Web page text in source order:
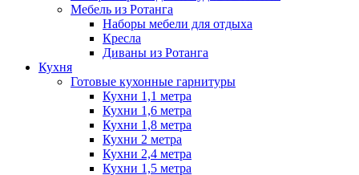
Мебель из Ротанга
Наборы мебели для отдыха
Кресла
Диваны из Ротанга
Кухня
Готовые кухонные гарнитуры
Кухни 1,1 метра
Кухни 1,6 метра
Кухни 1,8 метра
Кухни 2 метра
Кухни 2,4 метра
Кухни 1,5 метра